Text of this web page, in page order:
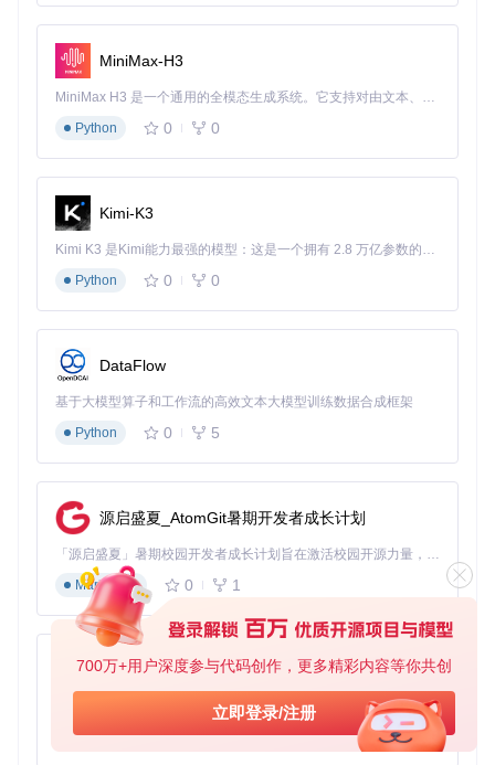
700万+用户深度参与代码创作，更多精彩内容等你共创
立即登录/注册
频率转换
解调处理：根据信号类型选择合适的解调算法（AM/FM/S
音频处理 ：音量控制、滤波和音频输出
SDR++软件界面功能区域：展示了FFT频谱显示、瀑布图和控
制面板的布局，直观呈现信号处理各环节的可视化结果
关键技术模块探秘
「核心信号处理模块」core/src/dsp 包含了SDR++的信号处理
引擎，其中：
多速率处理：通过高效的抽取和内插算法实现采样率转换
宽需求
解调算法
频谱分析：高性能FFT实现，支持实时频谱和瀑布图显示
系统？
快速部署流程
获取SDR++源码并开始探索：
git clone
cd
s、macOS和Linux的完整构建方案。
MiniMax-H3
MiniMax H3 是一个通用的全模态生成系统。它支持对由文本、图像、视频和音频组成的多模态上下文进行统一理解，并能生成分辨率高达 2K、时长可达 15 秒的带原生立体声音频的视频。得益于面向任务泛化的系统设计，H3 在预训练阶段就已具备广泛的多模态上下文理解与生成能力，能够出色地执行复杂的多模态指令。
Python
0 0
Kimi-K3
Kimi K3 是Kimi能力最强的模型：这是一个拥有 2.8 万亿参数的混合专家（MoE）模型，具备原生视觉理解能力，并支持 100 万 token 的上下文窗口。
Python
0 0
DataFlow
基于大模型算子和工作流的高效文本大模型训练数据合成框架
Python
0 5
源启盛夏_AtomGit暑期开发者成长计划
「源启盛夏」暑期校园开发者成长计划旨在激活校园开源力量，通过积分激励、认证扶持、资源倾斜等形式，引导高校组织和开发者完成「入驻 — 建项目 — 做贡献 — 获认证 — 得资源」的完整闭环。无论你是想带领社团入驻平台的组织者，还是希望用代码贡献证明自己的开发者，都能在这里找到属于你的成长路径。
Markdown
0 1
py-xiaozhi
基于Python的Xiaozhi AI，适用于想要完整Xiaozhi体验而无需拥有专用硬件的用户。
Python
0 1